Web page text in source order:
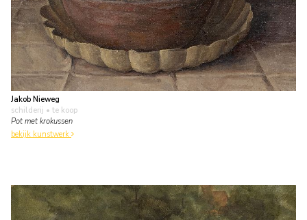
Jakob Nieweg
schilderij • te koop
Pot met krokussen
bekijk kunstwerk